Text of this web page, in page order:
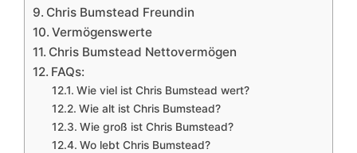
Chris Bumstead Freundin
Vermögenswerte
Chris Bumstead Nettovermögen
FAQs:
Wie viel ist Chris Bumstead wert?
Wie alt ist Chris Bumstead?
Wie groß ist Chris Bumstead?
Wo lebt Chris Bumstead?